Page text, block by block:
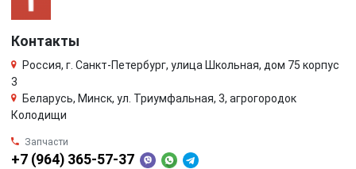
Контакты
Россия, г. Санкт-Петербург, улица Школьная, дом 75 корпус
3
Беларусь, Минск, ул. Триумфальная, 3, агрогородок
Колодищи
Запчасти
+7 (964) 365-57-37